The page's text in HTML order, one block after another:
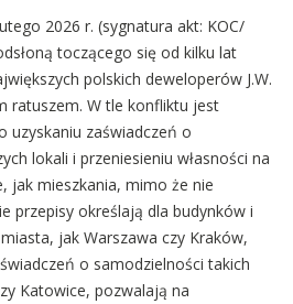
2026 r. (sygnatura akt: KOC/
toczącego się od kilku lat
polskich deweloperów J.W.
ratuszem. W tle konfliktu jest
uzyskaniu zaświadczeń o
lokali i przeniesieniu własności na
jak mieszkania, mimo że nie
przepisy określają dla budynków i
jak Warszawa czy Kraków,
o samodzielności takich
Katowice, pozwalają na